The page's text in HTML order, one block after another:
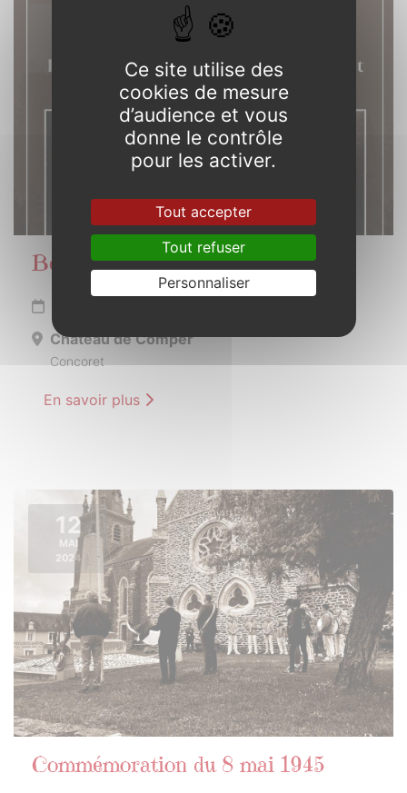
Beltaine en Brocéliande
Château de Comper
Concoret
En savoir plus
12
MAI
2024
Commémoration du 8 mai 1945
Ce site utilise des
cookies de mesure
d’audience et vous
donne le contrôle
pour les activer.
Tout accepter
Tout refuser
Personnaliser